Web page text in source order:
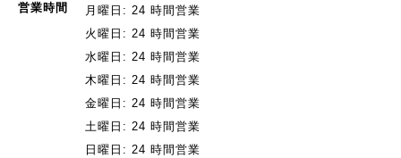
営業時間
月曜日: 24 時間営業
火曜日: 24 時間営業
水曜日: 24 時間営業
木曜日: 24 時間営業
金曜日: 24 時間営業
土曜日: 24 時間営業
日曜日: 24 時間営業